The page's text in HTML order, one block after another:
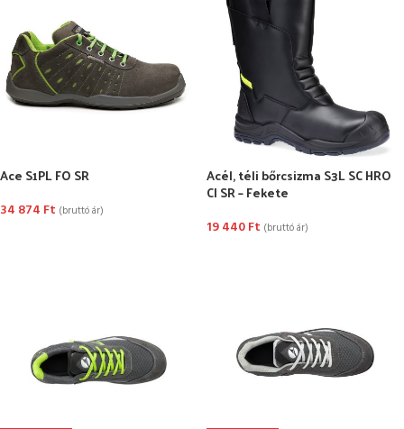
Ace S1PL FO SR
34 874 Ft (bruttó ár)
Acél, téli bőrcsizma S3L SC HRO
CI SR – Fekete
19 440Ft (bruttó ár)